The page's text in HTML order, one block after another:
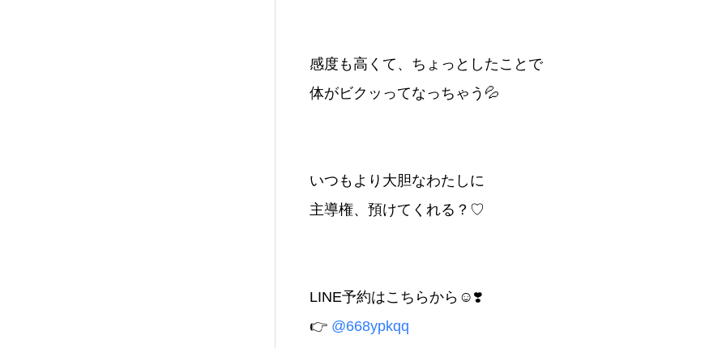
感度も高くて、ちょっとしたことで
体がビクッってなっちゃう💦
いつもより大胆なわたしに
主導権、預けてくれる？♡
LINE予約はこちらから☺️❣️
👉@668ypkqq